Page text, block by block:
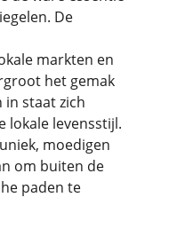
De
markten en
het gemak
staat zich
lokale levensstijl.
moedigen
om buiten de
paden te